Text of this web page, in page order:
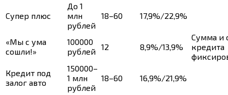
Супер плюс
До 1
млн
рублей
18–60 17,9%/22,9%
«Мы с ума
сошли!»
100000
рублей 12 8,9%/13,9%
Сумма и
кредита
Кредит под
залог авто
150000–
1 млн
рублей
18–60 16,9%/21,9%